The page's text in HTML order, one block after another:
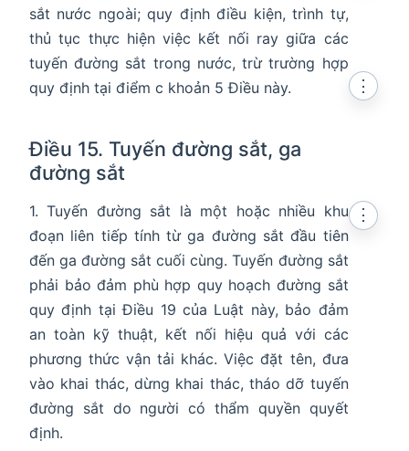
sắt nước ngoài; quy định điều kiện, trình tự,
thủ tục thực hiện việc kết nối ray giữa các
tuyến đường sắt trong nước, trừ trường hợp
quy định tại điểm c khoản 5 Điều này.
Điều 15. Tuyến đường sắt, ga
đường sắt
⋮
1. Tuyến đường sắt là một hoặc nhiều khu
đoạn liên tiếp tính từ ga đường sắt đầu tiên
đến ga đường sắt cuối cùng. Tuyến đường sắt
phải bảo đảm phù hợp quy hoạch đường sắt
quy định tại Điều 19 của Luật này, bảo đảm
an toàn kỹ thuật, kết nối hiệu quả với các
phương thức vận tải khác. Việc đặt tên, đưa
vào khai thác, dừng khai thác, tháo dỡ tuyến
đường sắt do người có thẩm quyền quyết
định.
⋮